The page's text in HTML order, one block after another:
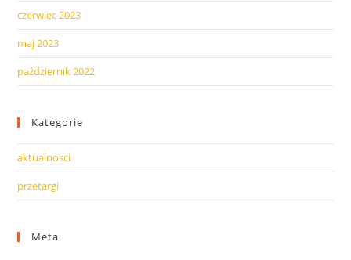
czerwiec 2023
maj 2023
październik 2022
Kategorie
aktualnosci
przetargi
Meta